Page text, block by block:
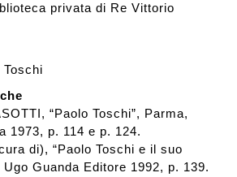
privata di Re Vittorio
“Paolo Toschi”, Parma,
1973, p. 114 e p. 124.
di), “Paolo Toschi e il suo
Ugo Guanda Editore 1992, p. 139.